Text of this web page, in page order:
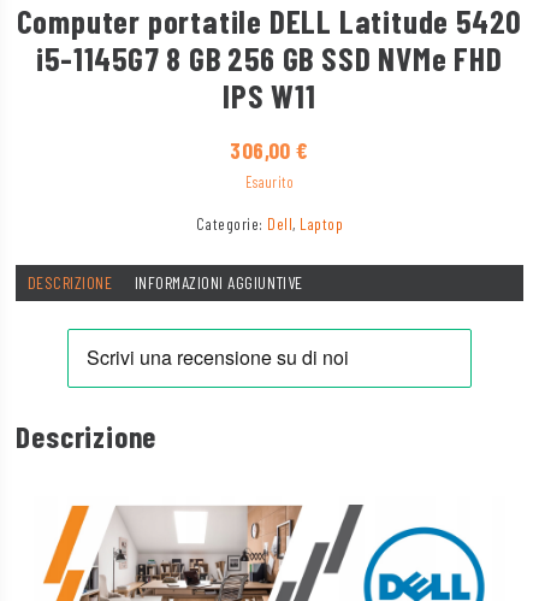
Computer portatile DELL Latitude 5420
i5-1145G7 8 GB 256 GB SSD NVMe FHD
IPS W11
306,00€
Esaurito
Categorie: Dell, Laptop
DESCRIZIONE INFORMAZIONI AGGIUNTIVE
Descrizione